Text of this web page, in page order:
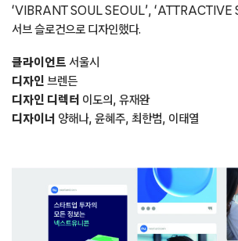
‘VIBRANT SOUL SEOUL’, ‘ATTRACTIVE
서브 슬로건으로 디자인했다.
클라이언트 서울시
디자인 브렌든
디자인 디렉터 이도의, 유재완
디자이너 양해나, 윤혜주, 최한범, 이태열